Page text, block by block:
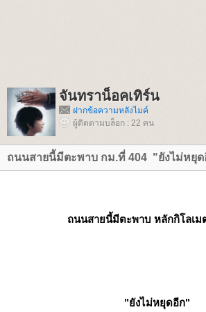
จันทราน็อคเทิร์น
ฝากข้อความหลังไมค์
ผู้ติดตามบล็อก : 22 คน
ถนนสายนี้มีตะพาบ กม.ที่ 404 "ยังไม่หยุ
ถนนสายนี้มีตะพาบ หลักกิโลเม
"ยังไม่หยุดอีก"